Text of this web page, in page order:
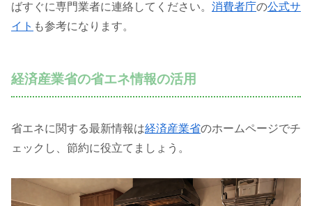
ばすぐに専門業者に連絡してください。 消費者庁の公式サ
イト も参考になります。
経済産業省の省エネ情報の活用
省エネに関する最新情報は経済産業省のホームページでチ
ェックし、節約に役立てましょう。